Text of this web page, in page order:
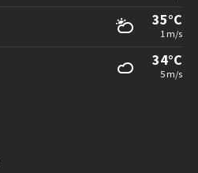
35°C
1 m/s
34°C
5 m/s